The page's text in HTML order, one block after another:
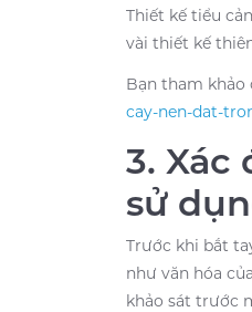
Thiết kế tiểu
vài thiết kế
Bạn tham khảo
cay-nen-dat-
3.
sử
Trước khi bắt
như văn hóa
khảo sát trước